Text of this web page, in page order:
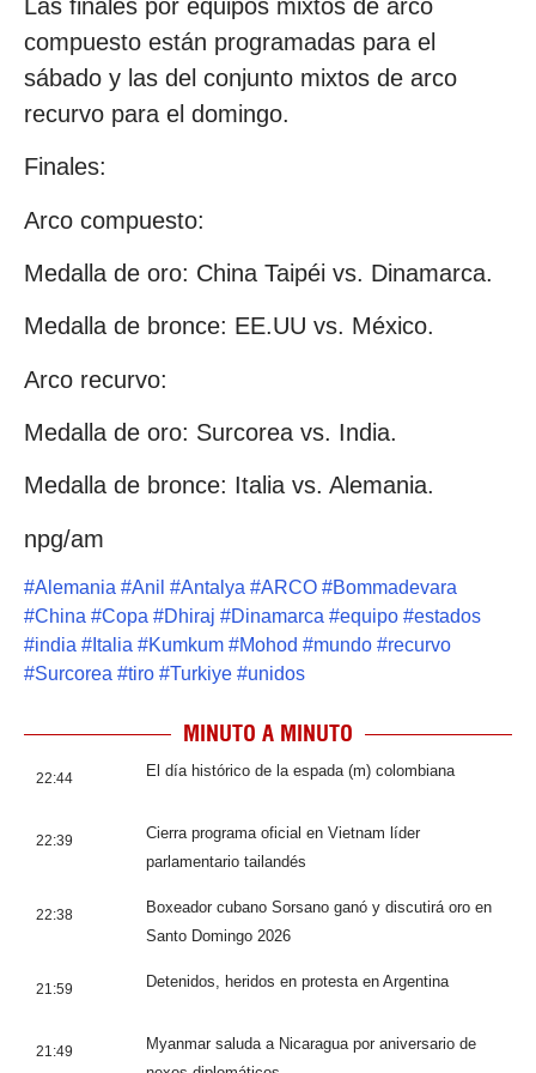
Las finales por equipos mixtos de arco
compuesto están programadas para el
sábado y las del conjunto mixtos de arco
recurvo para el domingo.
Finales:
Arco compuesto:
Medalla de oro: China Taipéi vs. Dinamarca.
Medalla de bronce: EE.UU vs. México.
Arco recurvo:
Medalla de oro: Surcorea vs. India.
Medalla de bronce: Italia vs. Alemania.
npg/am
#Alemania #Anil #Antalya #ARCO #Bommadevara
#China #Copa #Dhiraj #Dinamarca #equipo #estados
#india # Italia #Kumkum #Mohod #mundo #recurvo
#Surcorea #tiro #Turkiye #unidos
MINUTO A MINUTO
22:44 El día histórico de la espada (m) colombiana
22:39
Cierra programa oficial en Vietnam líder
parlamentario tailandés
22:38
Boxeador cubano Sorsano ganó y discutirá oro en
Santo Domingo 2026
21:59 Detenidos, heridos en protesta en Argentina
21:49
Myanmar saluda a Nicaragua por aniversario de